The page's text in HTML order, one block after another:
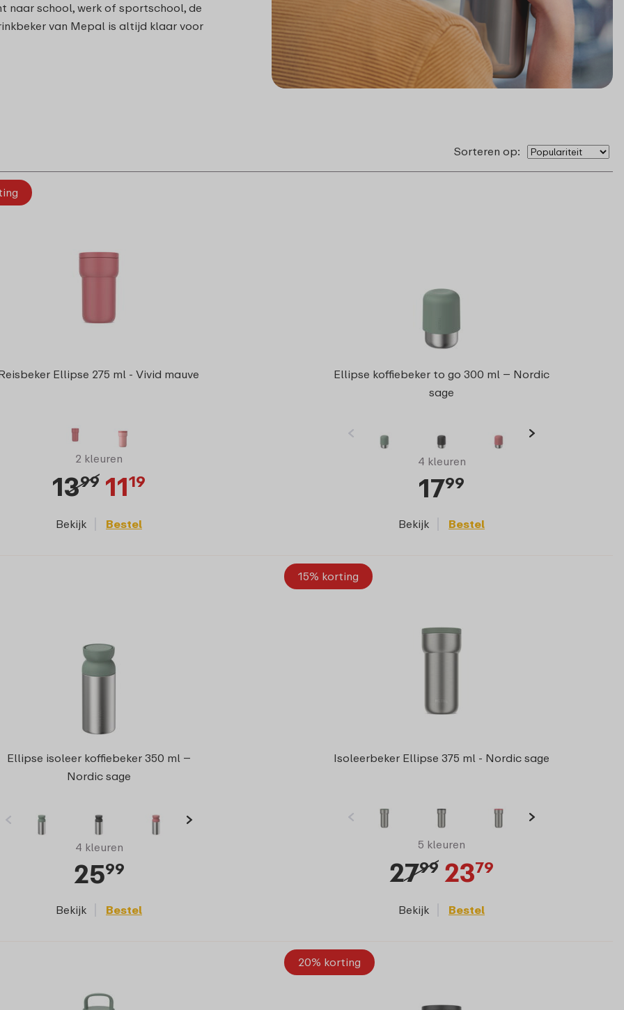
naar school, werk of sportschool, de
van Mepal is altijd klaar voor
Sorteren op:
Ellipse 275 ml - Vivid mauve
2 kleuren
1399 1119
Bekijk Bestel
Ellipse koffiebeker to go 300 ml – Nordic
sage
4 kleuren
1799
Bekijk Bestel
Ellipse isoleer koffiebeker 350 ml –
Nordic sage
4 kleuren
2599
Bekijk Bestel
15% korting
Isoleerbeker Ellipse 375 ml - Nordic sage
5 kleuren
2799 2379
Bekijk Bestel
20% korting